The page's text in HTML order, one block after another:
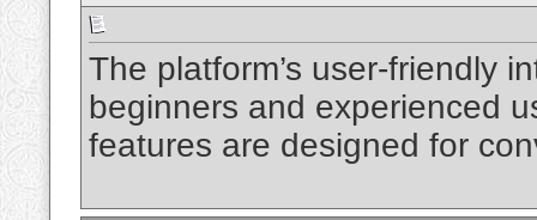
The platform’s user-friendly
beginners and experienced
features are designed for